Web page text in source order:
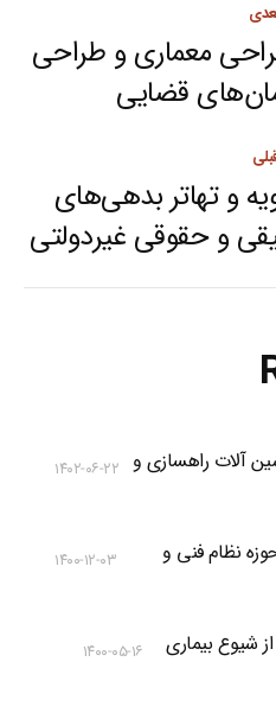
Previous
post:
و تهاتر بدهی‌های
و حقوقی غیردولتی
Next
post:
معماری و طراحی
قضایی
آلات راهسازی و
۱۴۰۲-۰۶-۲۲
نظام فنی و
۱۴۰۰-۱۲-۰۳
شیوع بیماری
۱۴۰۰-۰۵-۱۶